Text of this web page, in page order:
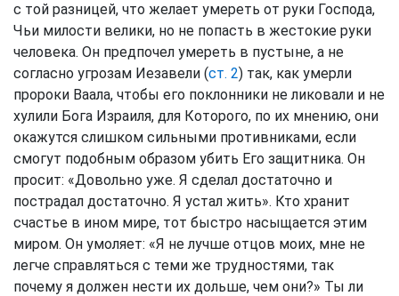
с той разницей, что желает умереть от руки Господа,
Чьи милости велики, но не попасть в жестокие руки
человека. Он предпочел умереть в пустыне, а не
согласно угрозам Иезавели (ст. 2) так, как умерли
пророки Ваала, чтобы его поклонники не ликовали и не
хулили Бога Израиля, для Которого, по их мнению, они
окажутся слишком сильными противниками, если
смогут подобным образом убить Его защитника. Он
просит: «Довольно уже. Я сделал достаточно и
пострадал достаточно. Я устал жить». Кто хранит
счастье в ином мире, тот быстро насыщается этим
миром. Он умоляет: «Я не лучше отцов моих, мне не
легче справляться с теми же трудностями, так
почему я должен нести их дольше, чем они?» Ты ли